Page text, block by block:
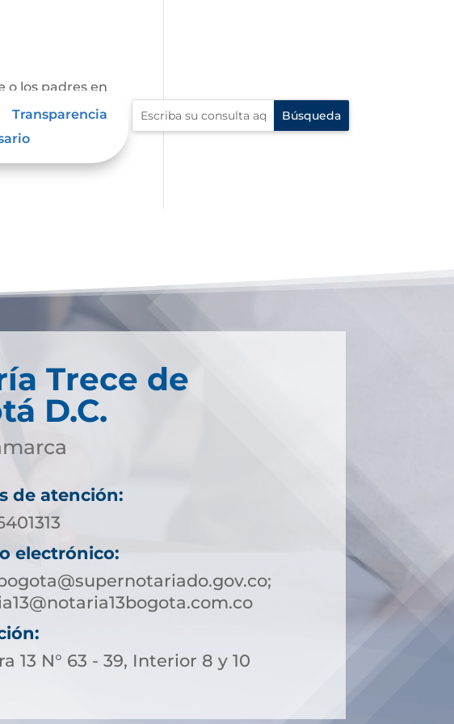
Transparencia
o los padres en
o sus
Trece de
D.C.
de atención:
electrónico:
13 N° 63 - 39, Interior 8 y 10